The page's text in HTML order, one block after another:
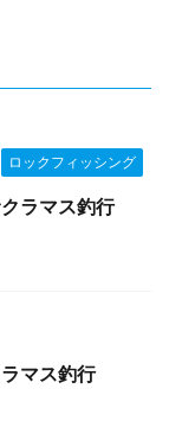
ロックフィッシング
ラマス釣行
マス釣行